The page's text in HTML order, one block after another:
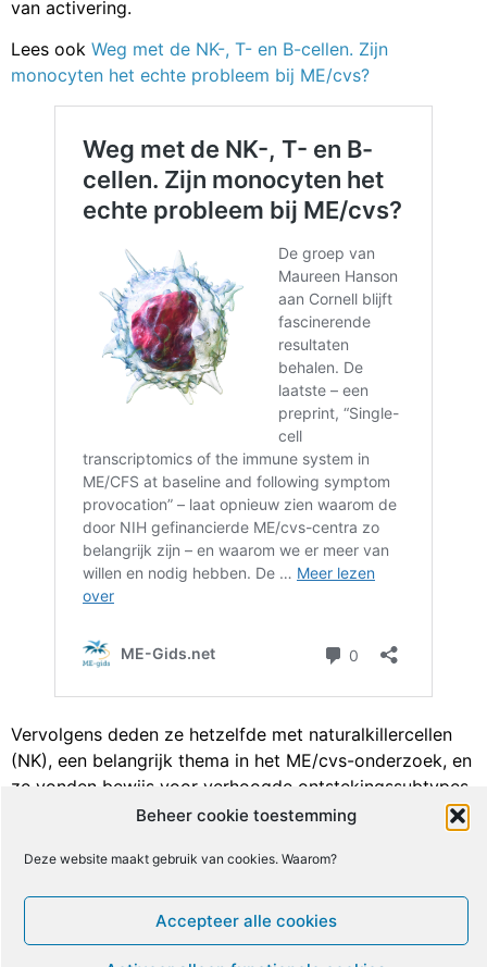
Beheer cookie toestemming
Deze website maakt gebruik van cookies. Waarom?
Accepteer alle cookies
van activering.
Lees ook Weg met de NK-, T- en B-cellen. Zijn
monocyten het echte probleem bij ME/cvs?
Vervolgens deden ze hetzelfde met naturalkillercellen
(NK), een belangrijk thema in het ME/cvs-onderzoek, en
ze vonden bewijs voor verhoogde ontstekingssubtypes
(cellulaire toxiciteit/activering).
Ze vonden ook verhoogde niveaus van CD16+ T-cellen,
kunnen beschadigen, en ze meldden dat Carmen
Scheibenbogen markers van endotheelschade vond
zowel bij ME/cvs als bij langdurige COVID.